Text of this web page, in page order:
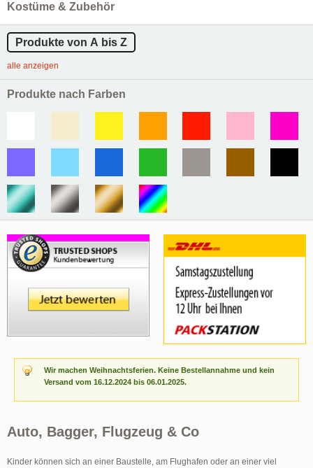
Wir machen Weihnachtsferien. Keine Bestellannahme und kein
Versand vom 16.12.2024 bis 06.01.2025.
Auto, Bagger, Flugzeug & Co
Kinder können sich an einer Baustelle, am Flughafen oder an einer viel
Kostüme & Zubehör
Produkte von A bis Z
alle anzeigen
Produkte nach Farben